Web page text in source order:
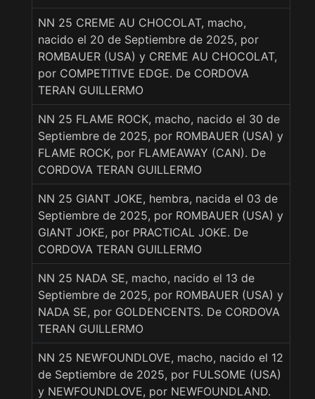
NN 25 CREME AU CHOCOLAT, macho,
nacido el 20 de Septiembre de 2025, por
ROMBAUER (USA) y CREME AU CHOCOLAT,
por COMPETITIVE EDGE. De CORDOVA
TERAN GUILLERMO
NN 25 FLAME ROCK, macho, nacido el 30 de
Septiembre de 2025, por ROMBAUER (USA) y
FLAME ROCK, por FLAMEAWAY (CAN). De
CORDOVA TERAN GUILLERMO
NN 25 GIANT JOKE, hembra, nacida el 03 de
Septiembre de 2025, por ROMBAUER (USA) y
GIANT JOKE, por PRACTICAL JOKE. De
CORDOVA TERAN GUILLERMO
NN 25 NADA SE, macho, nacido el 13 de
Septiembre de 2025, por ROMBAUER (USA) y
NADA SE, por GOLDENCENTS. De CORDOVA
TERAN GUILLERMO
NN 25 NEWFOUNDLOVE, macho, nacido el 12
de Septiembre de 2025, por FULSOME (USA)
y NEWFOUNDLOVE, por NEWFOUNDLAND.